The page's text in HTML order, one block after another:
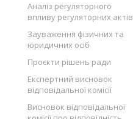
Аналіз регуляторного
впливу регуляторних актів
Зауваження фізичних та
юридичних осіб
Проєкти рішень ради
Експертний висновок
відповідальної комісії
Висновок відповідальної